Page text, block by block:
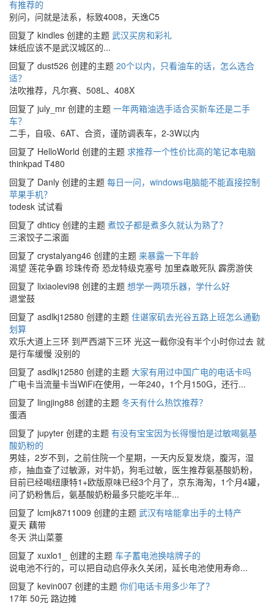
有推荐的
别问，问就是法系，标致4008，天逸C5
回复了 kindles 创建的主题 武汉买房和彩礼
妹纸应该不是武汉城区的...
回复了 dust526 创建的主题 20个以内，只看油车的话，怎么选合
适？
法吹推荐，凡尔赛、508L、408X
回复了 july_mr 创建的主题 一年两箱油选手适合买新车还是二手
车？
二手，自吸、6AT、合资，谨防调表车，2-3W以内
回复了 HelloWorld 创建的主题 求推荐一个性价比高的笔记本电脑
thinkpad T480
回复了 Danly 创建的主题 每日一问，windows电脑能不能直接控制
苹果手机？
todesk 试试看
回复了 dhticy 创建的主题 煮饺子都是煮多久就认为熟了？
三滚饺子二滚面
回复了 crystalyang46 创建的主题 来暴露一下年龄
渴望 莲花争霸 珍珠传奇 恐龙特级克塞号 加里森敢死队 霹雳游侠
回复了 lixiaolevi98 创建的主题 想学一两项乐器，学什么好
退堂鼓
回复了 asdlkj12580 创建的主题 住谌家矶去光谷五路上班怎么通勤
划算
欢乐大道上三环 到严西湖下三环 光这一截你没有半个小时你过去 就
是行车缓慢 没别的
回复了 asdlkj12580 创建的主题 大家有用过中国广电的电话卡吗
广电卡当流量卡当WiFi在使用，一年240，1个月150G，还行...
回复了 lingjing88 创建的主题 冬天有什么热饮推荐？
蛋酒
回复了 jupyter 创建的主题 有没有宝宝因为长得慢怕是过敏喝氨基
酸奶粉的
男娃，2岁不到，之前住院一个星期，一天内反复发烧，腹泻，湿
疹，抽血查了过敏源，对牛奶，狗毛过敏，医生推荐氨基酸奶粉，
目前已经喝纽康特1+欧版原味已经3个月了，京东海淘，1个月4罐，
问了奶粉售后，氨基酸奶粉最多只能吃半年...
回复了 lcmjk8711009 创建的主题 武汉有啥能拿出手的土特产
夏天 藕带
冬天 洪山菜薹
回复了 xuxlo1_ 创建的主题 车子蓄电池换啥牌子的
说电池不行的，可以把自动启停永久关闭，延长电池使用寿命...
回复了 kevin007 创建的主题 你们电话卡用多少年了？
17年 50元 路边摊